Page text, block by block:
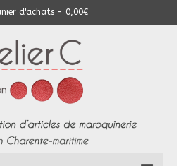
d'achats - 0,00€